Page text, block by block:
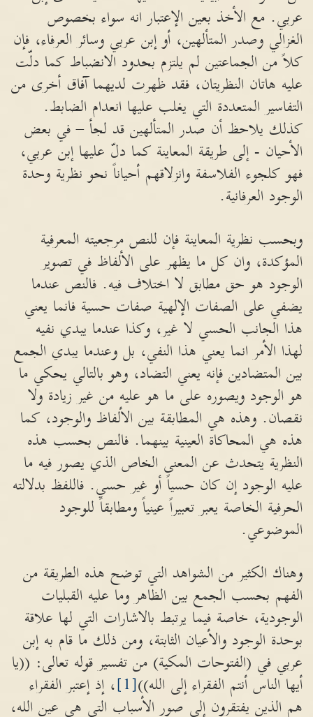
عربي. مع الأخذ بعين الإعتبار انه سواء بخصوص
الغزالي وصدر المتألهين، أو إبن عربي وسائر العرفاء، فإن
كلاً من الجماعتين لم يلتزم بحدود الانضباط كما دلّت
عليه هاتان النظريتان، فقد ظهرت لديهما آفاق أخرى من
التفاسير المتعددة التي يغلب عليها انعدام الضابط.
كذلك يلاحظ أن صدر المتألهين قد لجأ – في بعض
الأحيان - إلى طريقة المعاينة كما دلّ عليها إبن عربي،
فهو كلجوء الفلاسفة وانزلاقهم أحياناً نحو نظرية وحدة
الوجود العرفانية.
وبحسب نظرية المعاينة فإن للنص مرجعيته المعرفية
المؤكدة، وان كل ما يظهر على الألفاظ في تصوير
الوجود هو حق مطابق لا اختلاف فيه. فالنص عندما
يضفي على الصفات الإلهية صفات حسية فانما يعني
هذا الجانب الحسي لا غير، وكذا عندما يبدي نفيه
لهذا الأمر انما يعني هذا النفي، بل وعندما يبدي الجمع
بين المتضادين فإنه يعني التضاد، وهو بالتالي يحكي ما
هو الوجود ويصوره على ما هو عليه من غير زيادة ولا
نقصان. وهذه هي المطابقة بين الألفاظ والوجود، كما
هذه هي المحاكاة العينية بينهما. فالنص بحسب هذه
النظرية يتحدث عن المعنى الخاص الذي يصور فيه ما
عليه الوجود إن كان حسياً أو غير حسي. فاللفظ بدلالته
الحرفية الخاصة يعبر تعبيراً عينياً ومطابقاً للوجود
الموضوعي.
وهناك الكثير من الشواهد التي توضح هذه الطريقة من
الفهم بحسب الجمع بين الظاهر وما عليه القبليات
الوجودية، خاصة فيما يرتبط بالاشارات التي لها علاقة
بوحدة الوجود والأعيان الثابتة، ومن ذلك ما قام به إبن
عربي في (الفتوحات المكية) من تفسير قوله تعالى: ((يا
أيها الناس أنتم الفقراء إلى الله))[1]
، إذ إعتبر الفقراء
هم الذين يفتقرون إلى صور الأسباب التي هي عين الله،